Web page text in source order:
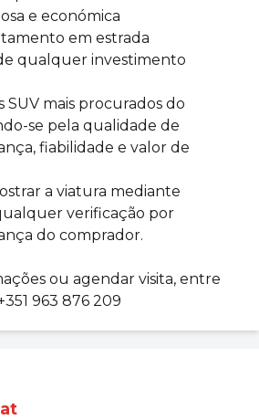
e económica
em estrada
qualquer investimento
mais procurados do
se pela qualidade de
fiabilidade e valor de
a viatura mediante
verificação por
do comprador.
ou agendar visita, entre
963 876 209